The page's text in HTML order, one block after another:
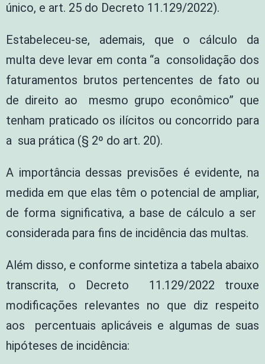
único, e art. 25 do Decreto 11.129/2022).
Estabeleceu-se, ademais, que o cálculo da
multa deve levar em conta “a consolidação dos
faturamentos brutos pertencentes de fato ou
de direito ao mesmo grupo econômico” que
tenham praticado os ilícitos ou concorrido para
a sua prática (§ 2º do art. 20).
A importância dessas previsões é evidente, na
medida em que elas têm o potencial de ampliar,
de forma significativa, a base de cálculo a ser
considerada para fins de incidência das multas.
Além disso, e conforme sintetiza a tabela abaixo
transcrita, o Decreto 11.129/2022 trouxe
modificações relevantes no que diz respeito
aos percentuais aplicáveis e algumas de suas
hipóteses de incidência: